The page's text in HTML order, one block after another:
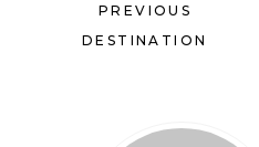
PREVIOUS
DESTINATION